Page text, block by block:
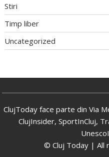
Stiri
Timp liber
Uncategorized
ClujToday face parte din Via
ClujInsider, SportInCluj,
© Cluj Today | All